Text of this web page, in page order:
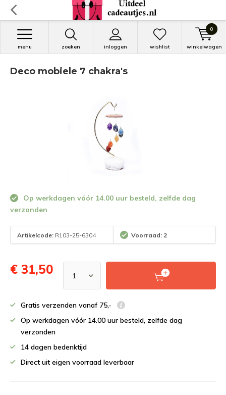
zoeken inloggen
menu wishlist winkelwagen
0
Deco mobiele 7 chakra's
Op werkdagen vóór 14.00 uur besteld, zelfde dag
verzonden
Artikelcode: R103-25-6304 Voorraad: 2
€ 31,50
Gratis verzenden vanaf 75,-
Op werkdagen vóór 14.00 uur besteld, zelfde dag
verzonden
14 dagen bedenktijd
Direct uit eigen voorraad leverbaar